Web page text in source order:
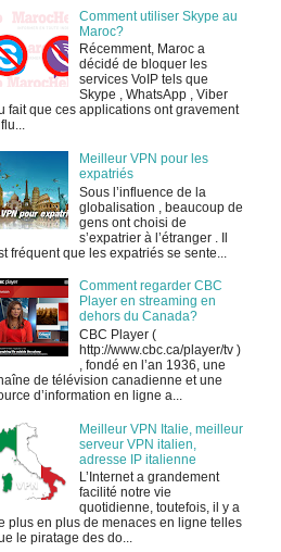
Comment utiliser Skype au
Maroc?
Récemment, Maroc a
décidé de bloquer les
services VoIP tels que
Skype , WhatsApp , Viber
fait que ces applications ont gravement
Meilleur VPN pour les
expatriés
Sous l’influence de la
globalisation , beaucoup de
gens ont choisi de
s’expatrier à l’étranger . Il
fréquent que les expatriés se sente...
Comment regarder CBC
Player en streaming en
dehors du Canada?
CBC Player (
http://www.cbc.ca/player/tv )
, fondé en l’an 1936, une
de télévision canadienne et une
d’information en ligne a...
Meilleur VPN Italie, meilleur
serveur VPN italien,
adresse IP italienne
L’Internet a grandement
facilité notre vie
quotidienne, toutefois, il y a
plus en plus de menaces en ligne telles
le piratage des do...